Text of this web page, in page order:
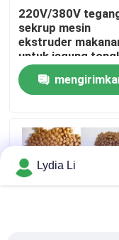
Wisata pabrik
Kontrol kualitas
Hubungi kami
Quote request
Mesin Pabrik
220V/380V
sekrup mesin
ekstruder
untuk jagung
puffing Pabrik
Lydia Li